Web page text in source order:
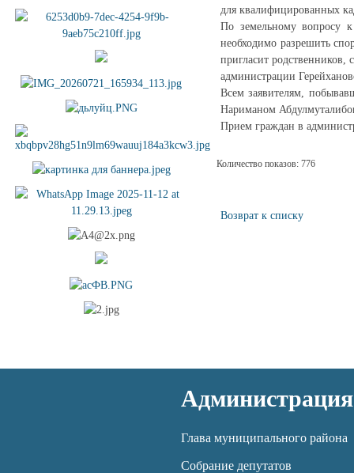
для квалифицированных
По земельному вопросу к
необходимо разрешить
пригласит
администрации
Всем заявителям,
Нариманом
Прием граждан в
Количество показов: 776
Возврат к списку
Администрация
Глава муниципального района
Собрание депутатов